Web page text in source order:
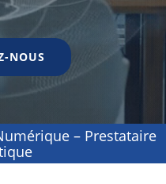
NOUS
– Prestataire